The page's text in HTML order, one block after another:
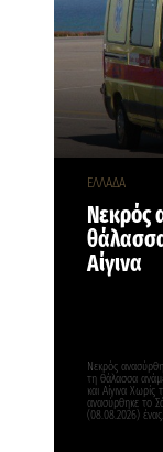
ΕΛΛΑΔΑ
Νεκρός
Αίγινα
Νεκρός
τη θάλασσα
και Αίγινα Χωρίς
ανασύρθηκε το
(08.08.2026)